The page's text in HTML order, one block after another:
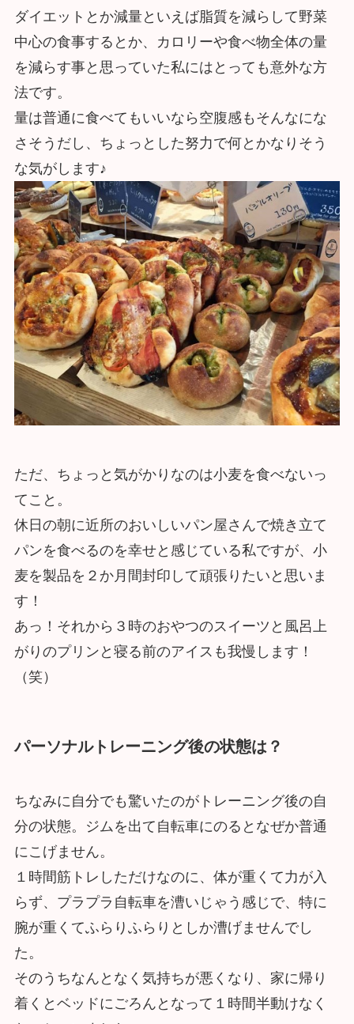
ダイエットとか減量といえば脂質を減らして野菜
中心の食事するとか、カロリーや食べ物全体の量
を減らす事と思っていた私にはとっても意外な方
法です。
量は普通に食べてもいいなら空腹感もそんなにな
さそうだし、ちょっとした努力で何とかなりそう
な気がします♪
ただ、ちょっと気がかりなのは小麦を食べないっ
てこと。
休日の朝に近所のおいしいパン屋さんで焼き立て
パンを食べるのを幸せと感じている私ですが、小
麦を製品を２か月間封印して頑張りたいと思いま
す！
あっ！それから３時のおやつのスイーツと風呂上
がりのプリンと寝る前のアイスも我慢します！
（笑）
パーソナルトレーニング後の状態は？
ちなみに自分でも驚いたのがトレーニング後の自
分の状態。ジムを出て自転車にのるとなぜか普通
にこげません。
１時間筋トレしただけなのに、体が重くて力が入
らず、プラプラ自転車を漕いじゃう感じで、特に
腕が重くてふらりふらりとしか漕げませんでし
た。
そのうちなんとなく気持ちが悪くなり、家に帰り
着くとベッドにごろんとなって１時間半動けなく